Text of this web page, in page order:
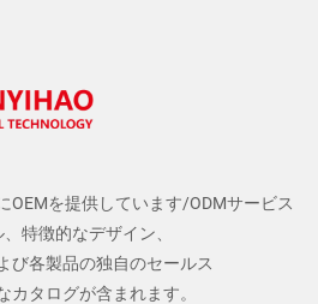
OEMを提供しています/ODMサービス
特徴的なデザイン、
び各製品の独自のセールス
カタログが含まれます。